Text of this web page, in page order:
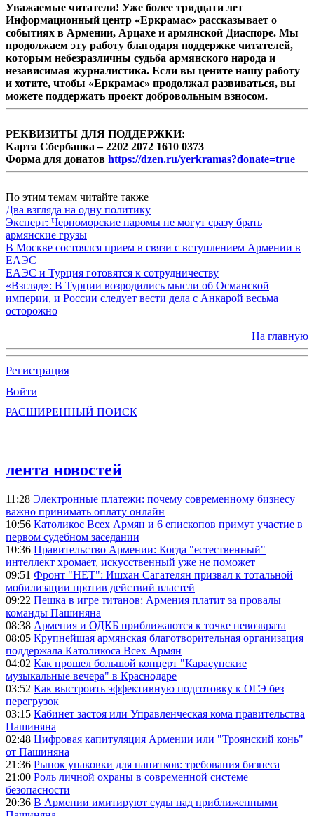
Уважаемые читатели! Уже более тридцати лет
Информационный центр «Еркрамас» рассказывает о
событиях в Армении, Арцахе и армянской Диаспоре. Мы
продолжаем эту работу благодаря поддержке читателей,
которым небезразличны судьба армянского народа и
независимая журналистика. Если вы цените нашу работу
и хотите, чтобы «Еркрамас» продолжал развиваться, вы
можете поддержать проект добровольным взносом.
РЕКВИЗИТЫ ДЛЯ ПОДДЕРЖКИ:
Карта Сбербанка – 2202 2072 1610 0373
Форма для донатов https://dzen.ru/yerkramas?donate=true
По этим темам читайте также
Два взгляда на одну политику
Эксперт: Черноморские паромы не могут сразу брать
армянские грузы
В Москве состоялся прием в связи с вступлением Армении в
ЕАЭС
ЕАЭС и Турция готовятся к сотрудничеству
«Взгляд»: В Турции возродились мысли об Османской
империи, и России следует вести дела с Анкарой весьма
осторожно
На главную
Регистрация
Войти
РАСШИРЕННЫЙ ПОИСК
лента новостей
11:28 Электронные платежи: почему современному бизнесу
важно принимать оплату онлайн
10:56 Католикос Всех Армян и 6 епископов примут участие в
первом судебном заседании
10:36 Правительство Армении: Когда "естественный"
интеллект хромает, искусственный уже не поможет
09:51 Фронт "НЕТ": Ишхан Сагателян призвал к тотальной
мобилизации против действий властей
09:22 Пешка в игре титанов: Армения платит за провалы
команды Пашиняна
08:38 Армения и ОДКБ приближаются к точке невозврата
08:05 Крупнейшая армянская благотворительная организация
поддержала Католикоса Всех Армян
04:02 Как прошел большой концерт "Карасунские
музыкальные вечера" в Краснодаре
03:52 Как выстроить эффективную подготовку к ОГЭ без
перегрузок
03:15 Кабинет застоя или Управленческая кома правительства
Пашиняна
02:48 Цифровая капитуляция Армении или "Троянский конь"
от Пашиняна
21:36 Рынок упаковки для напитков: требования бизнеса
21:00 Роль личной охраны в современной системе
безопасности
20:36 В Армении имитируют суды над приближенными